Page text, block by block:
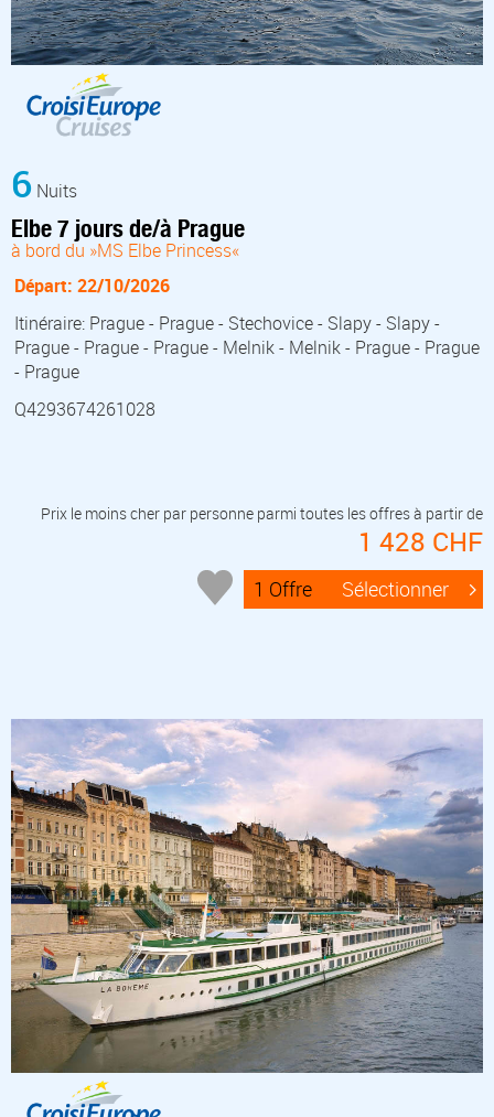
6 Nuits
Elbe 7 jours de/à Prague
à bord du »MS Elbe Princess«
Départ: 22/10/2026
Itinéraire: Prague - Prague - Stechovice - Slapy - Slapy -
Prague - Prague - Prague - Melnik - Melnik - Prague - Prague
- Prague
Q4293674261028
Prix le moins cher par personne parmi toutes les offres à partir de
1 428 CHF
1 Offre Sélectionner